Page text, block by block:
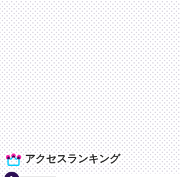
アクセスランキング